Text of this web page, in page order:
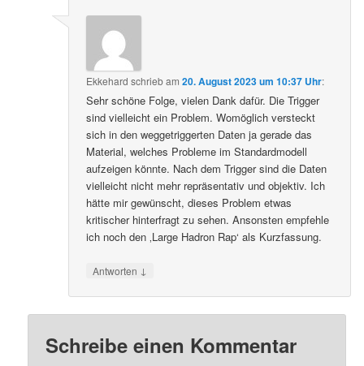
Ekkehard schriebam20. August 2023 um 10:37 Uhr:
Sehr schöne Folge, vielen Dank dafür. Die Trigger
sind vielleicht ein Problem. Womöglich versteckt
sich in den weggetriggerten Daten ja gerade das
Material, welches Probleme im Standardmodell
aufzeigen könnte. Nach dem Trigger sind die Daten
vielleicht nicht mehr repräsentativ und objektiv. Ich
hätte mir gewünscht, dieses Problem etwas
kritischer hinterfragt zu sehen. Ansonsten empfehle
ich noch den ‚Large Hadron Rap‘ als Kurzfassung.
Antworten ↓
Schreibe einen Kommentar